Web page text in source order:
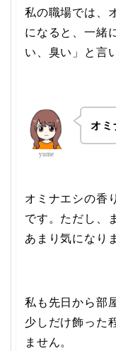
私の職場では、
になると、一緒
い、臭い」と言
yume
オミ
オミナエシの香
です。ただし、
あまり気になり
私も先日から部
少しだけ飾った
ません。